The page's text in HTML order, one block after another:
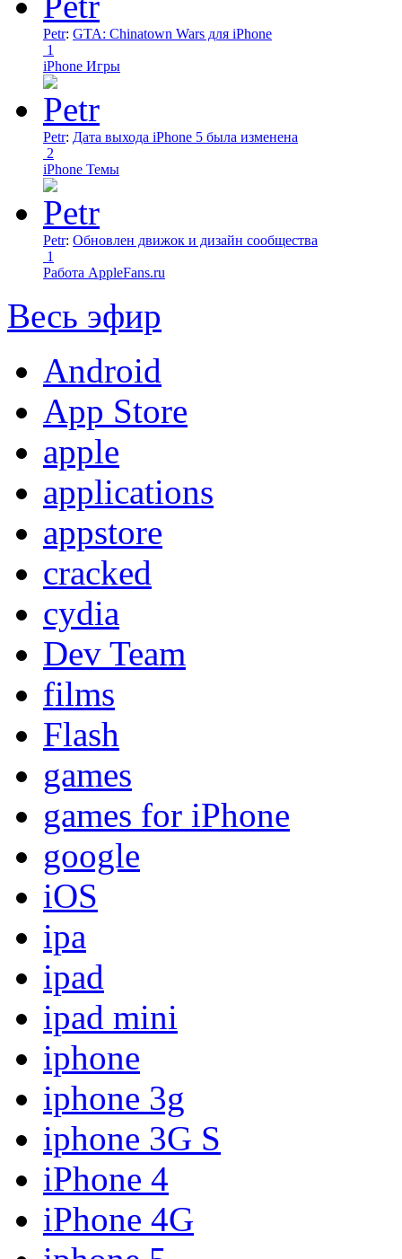
Petr: GTA: Chinatown Wars для iPhone
1
iPhone Игры
Petr: Дата выхода iPhone 5 была изменена
2
iPhone Темы
Petr: Обновлен движок и дизайн сообщества
1
Работа AppleFans.ru
Весь эфир
Android
App Store
apple
applications
appstore
cracked
cydia
Dev Team
films
Flash
games
games for iPhone
google
iOS
ipa
ipad
ipad mini
iphone
iphone 3g
iphone 3G S
iPhone 4
iPhone 4G